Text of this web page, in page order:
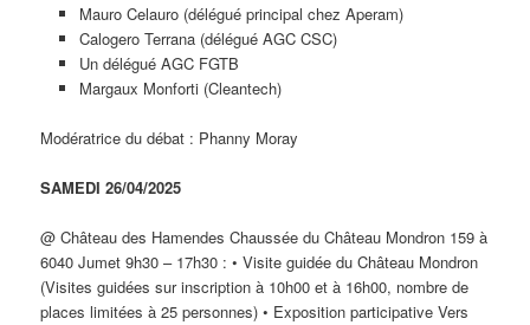
Mauro Celauro (délégué principal chez Aperam)
Calogero Terrana (délégué AGC CSC)
Un délégué AGC FGTB
Margaux Monforti (Cleantech)
Modératrice du débat : Phanny Moray
SAMEDI 26/04/2025
@ Château des Hamendes Chaussée du Château Mondron 159 à
6040 Jumet 9h30 – 17h30 : • Visite guidée du Château Mondron
(Visites guidées sur inscription à 10h00 et à 16h00, nombre de
places limitées à 25 personnes) • Exposition participative Vers